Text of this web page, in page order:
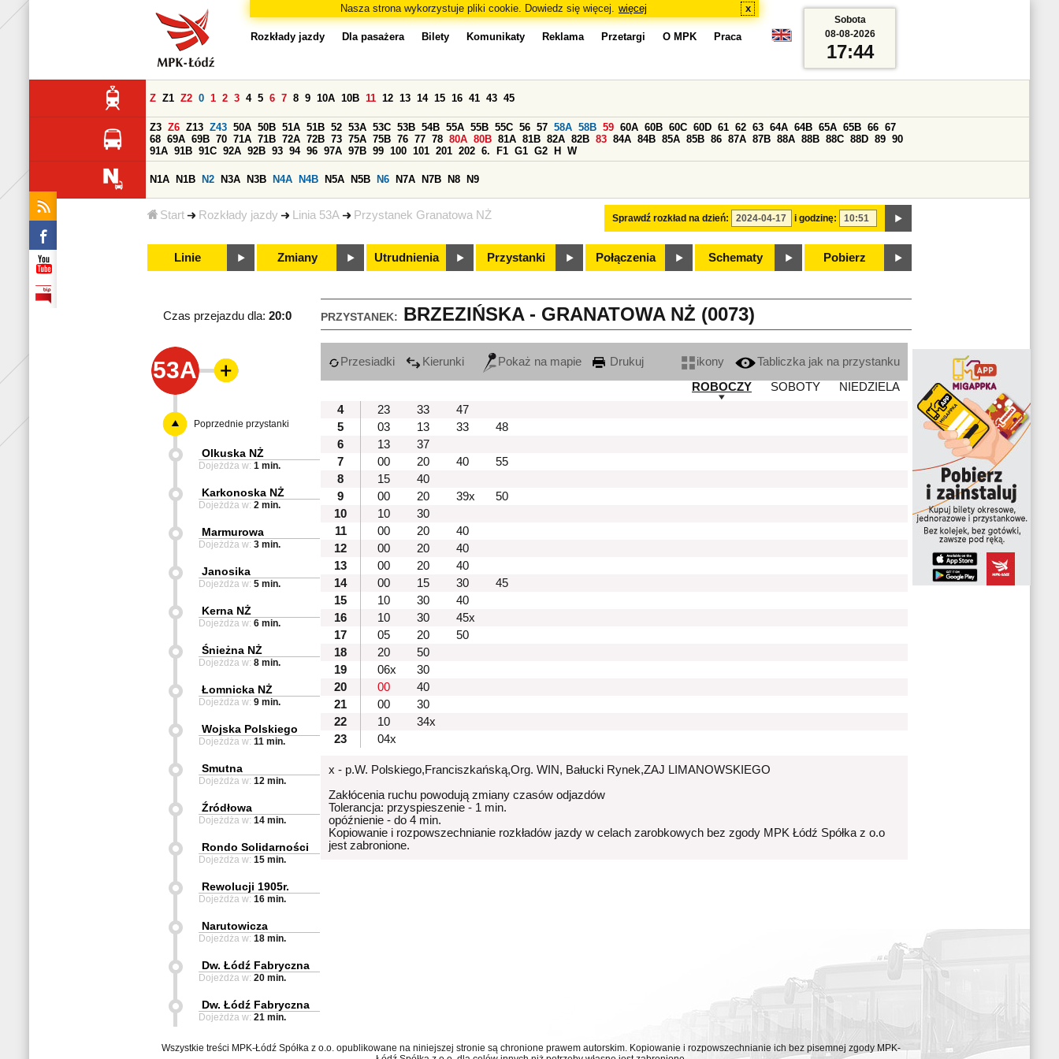
Nasza strona wykorzystuje pliki cookie. Dowiedz się więcej. więcej x
Start Rozkłady jazdy Linia 53A Przystanek Granatowa NŻ
Rozkłady jazdy Dla pasażera Bilety Komunikaty Reklama Przetargi O MPK Praca
Sprawdź rozkład na dzień: i godzinę:
Z Z1 Z2 0 1 2 3 4 5 6 7 8 9 10A 10B 11 12 13 14 15 16 41 43 45
Z3 Z6 Z13 Z43 50A 50B 51A 51B 52 53A 53C 53B 54B 55A 55B 55C 56 57 58A 58B 59 60A 60B 60C 60D 61 62 63 64A 64B 65A 65B 66 67
68 69A 69B 70 71A 71B 72A 72B 73 75A 75B 76 77 78 80A 80B 81A 81B 82A 82B 83 84A 84B 85A 85B 86 87A 87B 88A 88B 88C 88D 89 90
91A 91B 91C 92A 92B 93 94 96 97A 97B 99 100 101 201 202 6. F1 G1 G2 H W
N1A N1B N2 N3A N3B N4A N4B N5A N5B N6 N7A N7B N8 N9
Linie Zmiany Utrudnienia Przystanki Połączenia Schematy Pobierz
Sobota
08-08-2026
17:44
PRZYSTANEK: BRZEZIŃSKA - GRANATOWA NŻ (0073)
Czas przejazdu dla: 20:0
53A Przesiadki Kierunki Pokaż na mapie Drukuj ikony
Tabliczka jak na przystanku
ROBOCZY
SOBOTY
NIEDZIELA
4
23 33
47
5
03 13 33
48
6
13
37
7
00 20 40
55
8
15
40
9
00 20 39x
50
10
10
30
11
00 20
40
12
00 20
40
13
00 20
40
14
00 15 30
45
15
10 30
40
16
10 30
45x
17
05 20
50
18
20
50
19
06x
30
20
00
40
21
00
30
22
10
34x
23
04x
x - p.W. Polskiego,Franciszkańską,Org. WIN, Bałucki Rynek,ZAJ LIMANOWSKIEGO
Zakłócenia ruchu powodują zmiany czasów odjazdów
Tolerancja: przyspieszenie - 1 min.
opóźnienie - do 4 min.
Kopiowanie i rozpowszechnianie rozkładów jazdy w celach zarobkowych bez zgody MPK Łódź Spółka z o.o
jest zabronione.
Poprzednie przystanki
Olkuska NŻ
Dojeżdża w: 1 min.
Karkonoska NŻ
Dojeżdża w: 2 min.
Marmurowa
Dojeżdża w: 3 min.
Janosika
Dojeżdża w: 5 min.
Kerna NŻ
Dojeżdża w: 6 min.
Śnieżna NŻ
Dojeżdża w: 8 min.
Łomnicka NŻ
Dojeżdża w: 9 min.
Wojska Polskiego
Dojeżdża w: 11 min.
Smutna
Dojeżdża w: 12 min.
Źródłowa
Dojeżdża w: 14 min.
Rondo Solidarności
Dojeżdża w: 15 min.
Rewolucji 1905r.
Dojeżdża w: 16 min.
Narutowicza
Dojeżdża w: 18 min.
Dw. Łódź Fabryczna
Dojeżdża w: 20 min.
Dw. Łódź Fabryczna
Dojeżdża w: 21 min.
Wszystkie treści MPK-Łódź Spółka z o.o. opublikowane na niniejszej stronie są chronione prawem autorskim. Kopiowanie i rozpowszechnianie ich bez pisemnej zgody MPK-